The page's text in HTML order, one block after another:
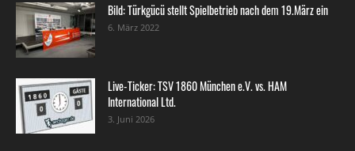
Bild: Türkgücü stellt Spielbetrieb nach dem 19.März ein
6. März 2022
Live-Ticker: TSV 1860 München e.V. vs. HAM
International Ltd.
3. Juni 2026